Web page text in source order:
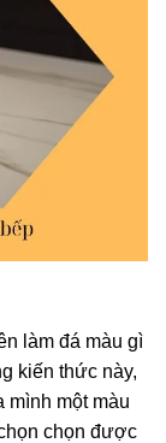
làm đá màu gì
kiến thức này,
mình một màu
chọn được